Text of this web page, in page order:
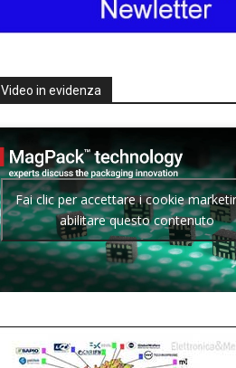
Video in evidenza
Fai clic per accettare i cookie
abilitare questo contenuto